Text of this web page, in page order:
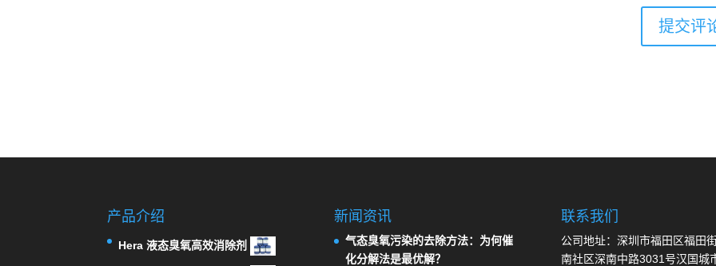
产品介绍
Hera 液态臭氧高效消除剂
新闻资讯
气态臭氧污染的去除方法：为何催
化分解法是最优解？
联系我们
公司地址：深圳市福田区福田
南社区深南中路3031号汉国城